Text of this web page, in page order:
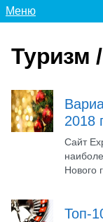
Меню
Туризм
2018
Сайт
Нового
Топ-